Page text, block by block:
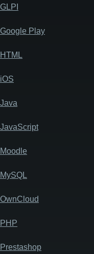
GLPI
Google Play
HTML
iOS
Java
JavaScript
Moodle
MySQL
OwnCloud
PHP
Prestashop